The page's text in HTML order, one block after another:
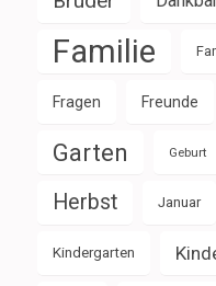
Familie
Fragen Freunde
Garten Geburt
Herbst Januar
Kindergarten